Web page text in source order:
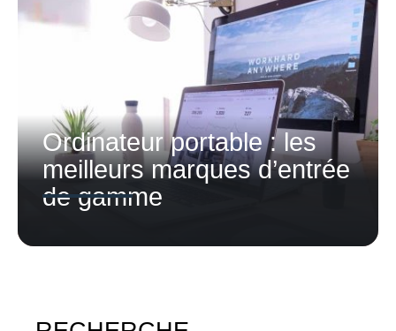
Ordinateur portable : les
meilleurs marques d’entrée
de gamme